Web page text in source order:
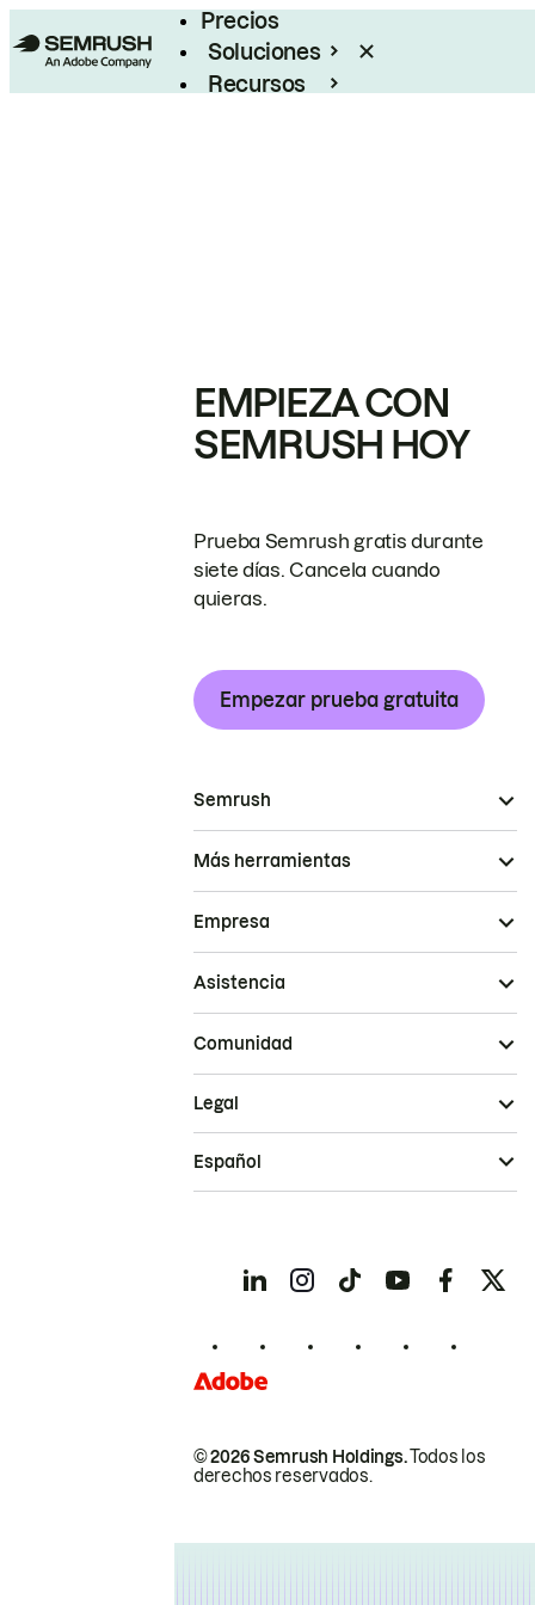
Precios
Soluciones
Recursos
EMPIEZA CON
SEMRUSH HOY
Prueba Semrush gratis durante
siete días. Cancela cuando
quieras.
Empezar prueba gratuita
Semrush
Más herramientas
Empresa
Asistencia
Comunidad
© 2026 Semrush Holdings.Todos los
derechos reservados.
Legal
Español